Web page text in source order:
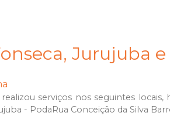
Jurujuba e
serviços nos seguintes locais,
- PodaRua Conceição da Silva